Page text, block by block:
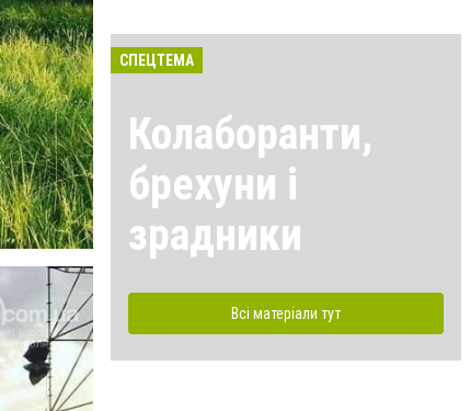
СПЕЦТЕМА
Колаборанти,
брехуни і
зрадники
Всі матеріали тут